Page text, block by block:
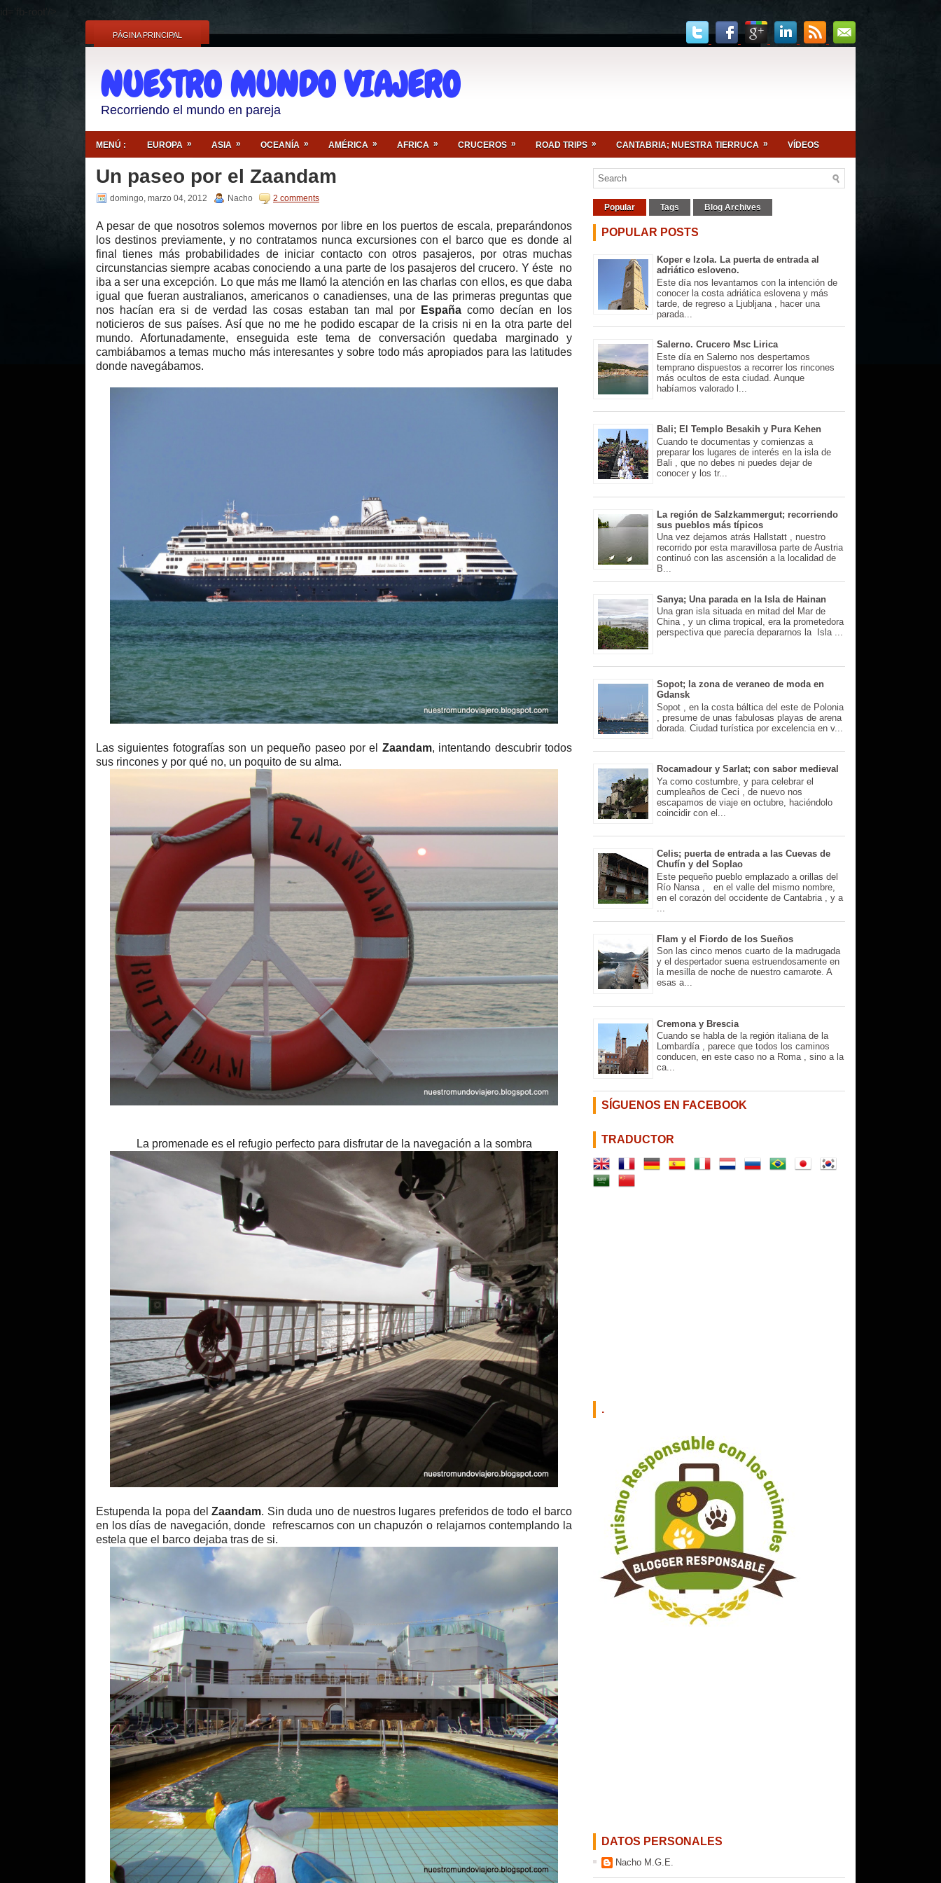
id='fb-root'/>
PÁGINA PRINCIPAL
NUESTRO MUNDO VIAJERO
Recorriendo el mundo en pareja
MENÚ : EUROPA » ASIA » OCEANÍA » AMÉRICA » AFRICA » CRUCEROS » ROAD TRIPS » CANTABRIA; NUESTRA TIERRUCA » VÍDEOS
Un paseo por el Zaandam
domingo, marzo 04, 2012 Nacho 2 comments
A pesar de que nosotros solemos movernos por libre en los puertos de escala, preparándonos
los destinos previamente, y no contratamos nunca excursiones con el barco que es donde al
final tienes más probabilidades de iniciar contacto con otros pasajeros, por otras muchas
circunstancias siempre acabas conociendo a una parte de los pasajeros del crucero. Y éste no
iba a ser una excepción. Lo que más me llamó la atención en las charlas con ellos, es que daba
igual que fueran australianos, americanos o canadienses, una de las primeras preguntas que
nos hacían era si de verdad las cosas estaban tan mal por
Españacomo decían en los
noticieros de sus países. Así que no me he podido escapar de la crisis ni en la otra parte del
mundo. Afortunadamente, enseguida este tema de conversación quedaba marginado y
cambiábamos a temas mucho más interesantes y sobre todo más apropiados para las latitudes
donde navegábamos.
Las siguientes fotografías son un pequeño paseo por el Zaandam, intentando descubrir todos
sus rincones y por qué no, un poquito de su alma.
La promenade es el refugio perfecto para disfrutar de la navegación a la sombra
Estupenda la popa delZaandam. Sin duda uno de nuestros lugares preferidos de todo el barco
en los días de navegación, donde refrescarnos con un chapuzón o relajarnos contemplando la
estela que el barco dejaba tras de si.
Popular Tags Blog Archives
POPULAR POSTS
Koper e Izola. La puerta de entrada al
adriático esloveno.
Este día nos levantamos con la intención de
conocer la costa adriática eslovena y más
tarde, de regreso a Ljubljana , hacer una
parada...
Salerno. Crucero Msc Lirica
Este día en Salerno nos despertamos
temprano dispuestos a recorrer los rincones
más ocultos de esta ciudad. Aunque
habíamos valorado l...
Bali; El Templo Besakih y Pura Kehen
Cuando te documentas y comienzas a
preparar los lugares de interés en la isla de
Bali , que no debes ni puedes dejar de
conocer y los tr...
La región de Salzkammergut; recorriendo
sus pueblos más típicos
Una vez dejamos atrás Hallstatt , nuestro
recorrido por esta maravillosa parte de Austria
continuó con las ascensión a la localidad de
B...
Sanya; Una parada en la Isla de Hainan
Una gran isla situada en mitad del Mar de
China , y un clima tropical, era la prometedora
perspectiva que parecía depararnos la Isla ...
Sopot; la zona de veraneo de moda en
Gdansk
Sopot , en la costa báltica del este de Polonia
, presume de unas fabulosas playas de arena
dorada. Ciudad turística por excelencia en v...
Rocamadour y Sarlat; con sabor medieval
Ya como costumbre, y para celebrar el
cumpleaños de Ceci , de nuevo nos
escapamos de viaje en octubre, haciéndolo
coincidir con el...
Celis; puerta de entrada a las Cuevas de
Chufín y del Soplao
Este pequeño pueblo emplazado a orillas del
Río Nansa , en el valle del mismo nombre,
en el corazón del occidente de Cantabria , y a
...
Flam y el Fiordo de los Sueños
Son las cinco menos cuarto de la madrugada
y el despertador suena estruendosamente en
la mesilla de noche de nuestro camarote. A
esas a...
Cremona y Brescia
Cuando se habla de la región italiana de la
Lombardía , parece que todos los caminos
conducen, en este caso no a Roma , sino a la
ca...
SÍGUENOS EN FACEBOOK
TRADUCTOR
.
DATOS PERSONALES
Nacho M.G.E.